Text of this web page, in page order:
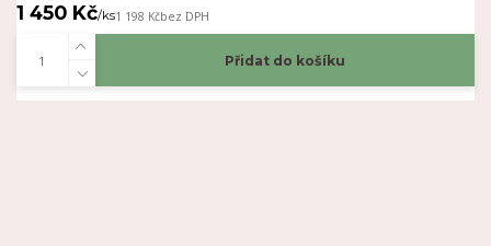
1 450 Kč/ks1 198 Kčbez DPH
Přidat do košíku